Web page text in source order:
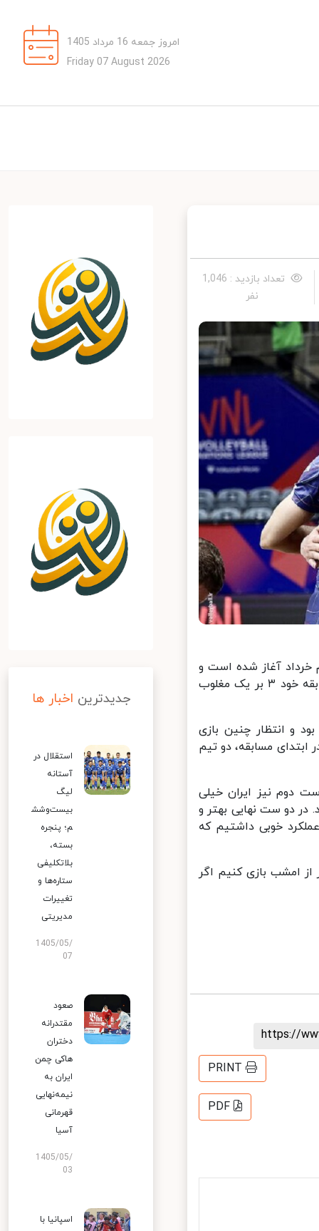
امروز جمعه 16 مرداد 1405
Friday 07 August 2026
تعداد بازدید : 1,046
نفر
آغاز شده است و
تیم ملی والیبال ایران بامداد امروز (پنج‌شنبه سوم خرداد) در نخستین مسابقه خود ۳ بر یک مغلوب
و انتظار چنین بازی
مسابقه، دو تیم
دوم نیز ایران خیلی
دو ست نهایی بهتر و
خوبی داشتیم که
حتی بهتر از امشب بازی کنیم اگر
https://
PRINT
PDF
جدیدترین اخبار ها
استقلال در
آستانه
لیگ
بیست‌وشش
م؛ پنجره
بسته،
بلاتکلیفی
ستاره‌ها و
تغییرات
مدیریتی
1405/05/
07
صعود
مقتدرانه
دختران
هاکی چمن
ایران به
نیمه‌نهایی
قهرمانی
آسیا
1405/05/
03
اسپانیا با